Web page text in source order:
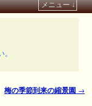
メニュー ↓
梅の季節到来の縮景園 →